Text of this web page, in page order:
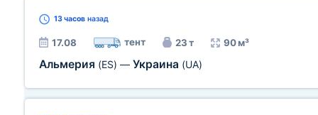
13 часов назад
17.08 тент 23 т 90 м³
Альмерия (ES) — Украина (UA)